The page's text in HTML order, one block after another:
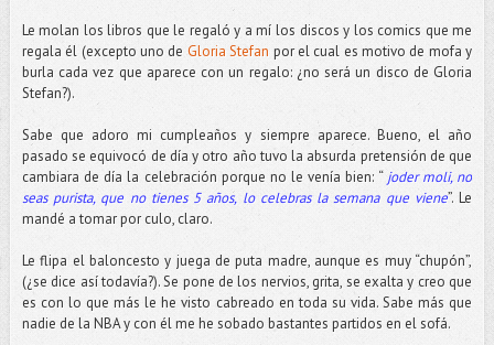
Le molan los libros que le regaló y a mí los discos y los comics que me
regala él (excepto uno de Gloria Stefan por el cual es motivo de mofa y
burla cada vez que aparece con un regalo: ¿no será un disco de Gloria
Stefan?).
Sabe que adoro mi cumpleaños y siempre aparece. Bueno, el año
pasado se equivocó de día y otro año tuvo la absurda pretensión de que
cambiara de día la celebración porque no le venía bien: “ joder moli, no
seas purista, que no tienes 5 años, lo celebras la semana que viene”. Le
mandé a tomar por culo, claro.
Le flipa el baloncesto y juega de puta madre, aunque es muy “chupón”,
(¿se dice así todavía?). Se pone de los nervios, grita, se exalta y creo que
es con lo que más le he visto cabreado en toda su vida. Sabe más que
nadie de la NBA y con él me he sobado bastantes partidos en el sofá.